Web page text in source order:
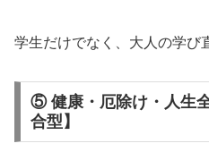
学生だけでなく、大人の学び
⑤ 健康・厄除け・人生
合型】